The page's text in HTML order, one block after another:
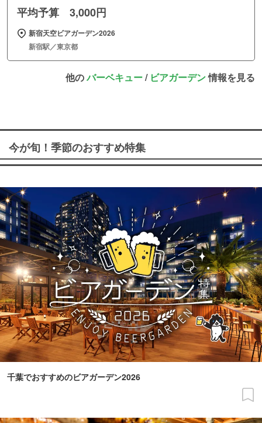
平均予算 3,000円
新宿天空ビアガーデン2026
新宿駅／東京都
他のバーベキュー/ ビアガーデン情報を見る
今が旬！季節のおすすめ特集
千葉でおすすめのビアガーデン2026